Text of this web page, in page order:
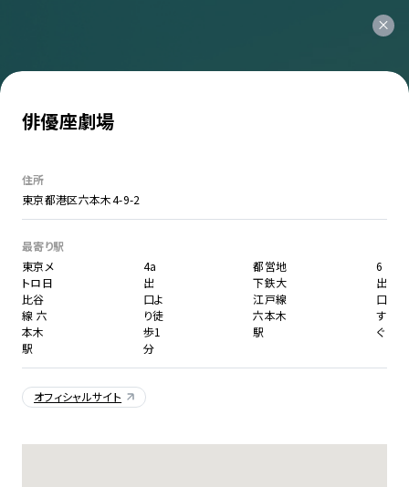
俳優座劇場
住所
東京都港区六本木4-9-2
最寄り駅
東京メ
トロ日
比谷
線 六
本木
駅
4a
出
口よ
り徒
歩1
分
都営地
下鉄大
江戸線
六本木
駅
6
出
口
す
ぐ
オフィシャルサイト